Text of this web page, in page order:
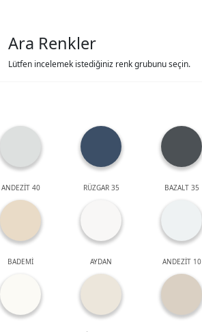
Ara Renkler
Lütfen incelemek istediğiniz renk grubunu seçin.
ANDEZİT 40 RÜZGAR 35 BAZALT 35
BADEMİ AYDAN ANDEZİT 10